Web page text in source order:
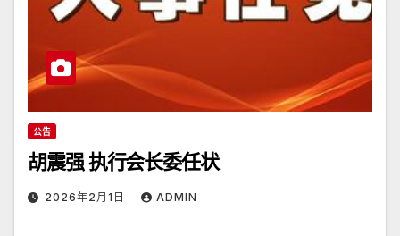
公告
胡震强 执行会长委任状
2026年2月1日 ADMIN